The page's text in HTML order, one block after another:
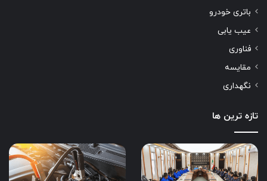
باتری خودرو
عیب یابی
فناوری
مقایسه
نگهداری
تازه ترین ها